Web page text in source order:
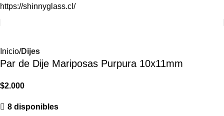
https://shinnyglass.cl/
Inicio Dijes
Par de Dije Mariposas Purpura 10x11mm
$2.000
8 disponibles